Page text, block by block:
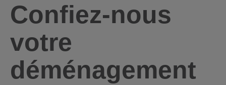
Confiez-nous
votre
déménagement